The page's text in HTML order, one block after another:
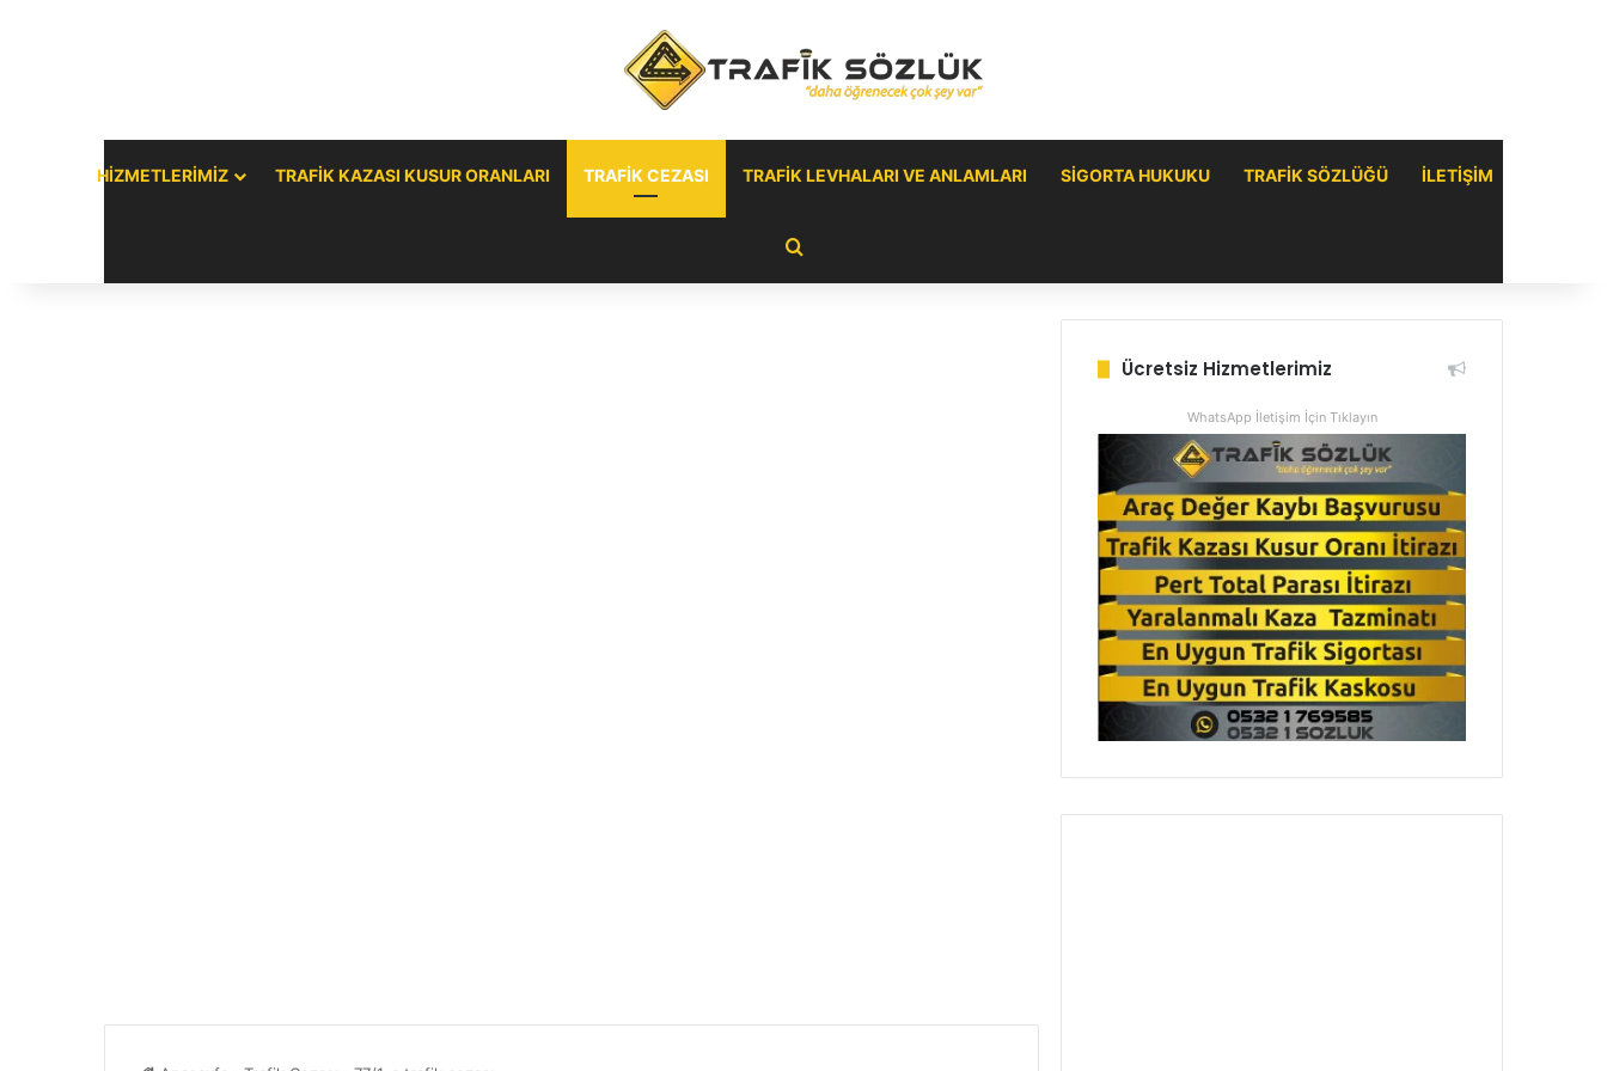
HIZMETLERIMIZ TRAFIK KAZASI KUSUR ORANLARI TRAFIK CEZASI TRAFIK LEVHALARI VE ANLAMLARI SIGORTA HUKUKU TRAFIK SÖZLÜĞÜ ILETIŞIM
Ücretsiz Hizmetlerimiz
WhatsApp İletişim İçin Tıklayın